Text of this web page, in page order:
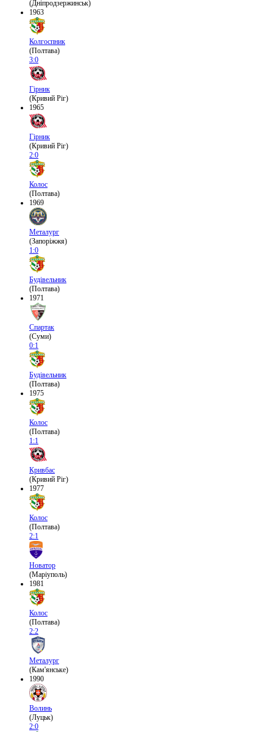
(Дніпродзержинськ)
1963
Колгоспник
(Полтава)
3:0
Гірник
(Кривий Ріг)
1965
Гірник
(Кривий Ріг)
2:0
Колос
(Полтава)
1969
Металург
(Запоріжжя)
1:0
Будівельник
(Полтава)
1971
Спартак
(Суми)
0:1
Будівельник
(Полтава)
1975
Колос
(Полтава)
1:1
Кривбас
(Кривий Ріг)
1977
Колос
(Полтава)
2:1
Новатор
(Маріуполь)
1981
Колос
(Полтава)
2:2
Металург
(Кам'янське)
1990
Волинь
(Луцьк)
2:0